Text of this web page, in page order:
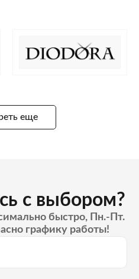
еще
с выбором?
быстро, Пн.-Пт.
графику работы!